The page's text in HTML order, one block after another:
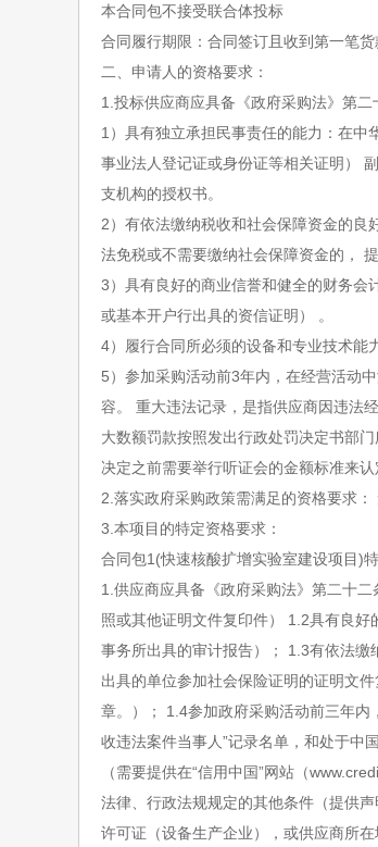
本合同包不接受联合体投标
合同履行期限：合同签订且收到第一笔货
二、申请人的资格要求：
1. 投标供应商应具备《政府采购法》第二
1 ）具有独立承担民事责任的能力：在
事业法人登记证或身份证等相关证明）
支机构的授权书。
2）有依法缴纳税收和社会保障资金的良
法免税或不需要缴纳社会保障资金的，
3）具有良好的商业信誉和健全的财务
或基本开户行出具的资信证明） 。
4）履行合同所必须的设备和专业技术能
5）参加采购活动前3年内，在经营活动
容。 重大违法记录，是指供应商因违法
大数额罚款按照发出行政处罚决定书部
决定之前需要举行听证会的金额标准来认
2. 落实政府采购政策需满足的资格要求：
3. 本项目的特定资格要求：
合同包1(快速核酸扩增实验室建设项目)
1. 供应商应具备《政府采购法》第二十二
照或其他证明文件复印件） 1.2具有良好
事务所出具的审计报告）； 1.3有依法缴
出具的单位参加社会保险证明的证明文件
章。）； 1.4参加政府采购活动前三年内
收违法案件当事人”记录名单，和处于中
（需要提供在“信用中国”网站（
法律、行政法规规定的其他条件（提供声
许可证（设备生产企业），或供应商所